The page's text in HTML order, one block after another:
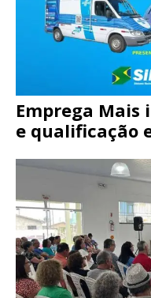
Emprega Mais
e qualificação